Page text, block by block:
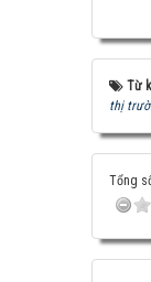
Từ
thị
Tổng